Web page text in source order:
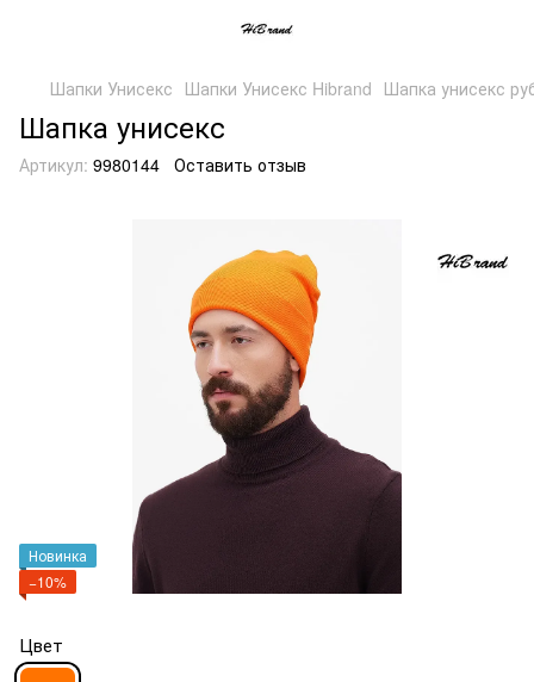
Шапки Унисекс Шапки Унисекс Hibrand Шапка унисекс
Шапка унисекс
Артикул: 9980144 Оставить отзыв
Новинка
−10%
Цвет